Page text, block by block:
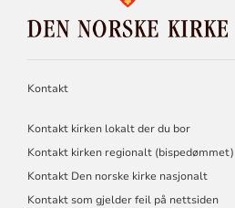
Kontakt
Kontakt kirken lokalt der du bor
Kontakt kirken regionalt (bispedømmet)
Kontakt Den norske kirke nasjonalt
Kontakt som gjelder feil på nettsiden